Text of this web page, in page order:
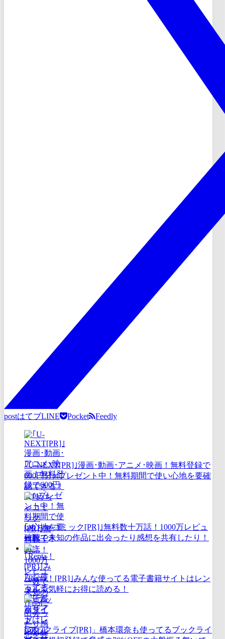
postはてブLINE Pocket Feedly
｢U-NEXT[PR]｣漫画･動画･アニメ･映画！無料登録で
600円分ptプレゼント中！無料期間で使い心地を要確
認できる！
｢めちゃコミック[PR]｣無料数十万話！1000万レビュ
ー数で未知の作品に出会ったり感想を共有したり！
｢Renta！[PR]｣みんな使ってる電子書籍サイトはレン
タルで気軽にお得に読める！
｢ブックライブ[PR]」橋本環奈も使ってるブックライ